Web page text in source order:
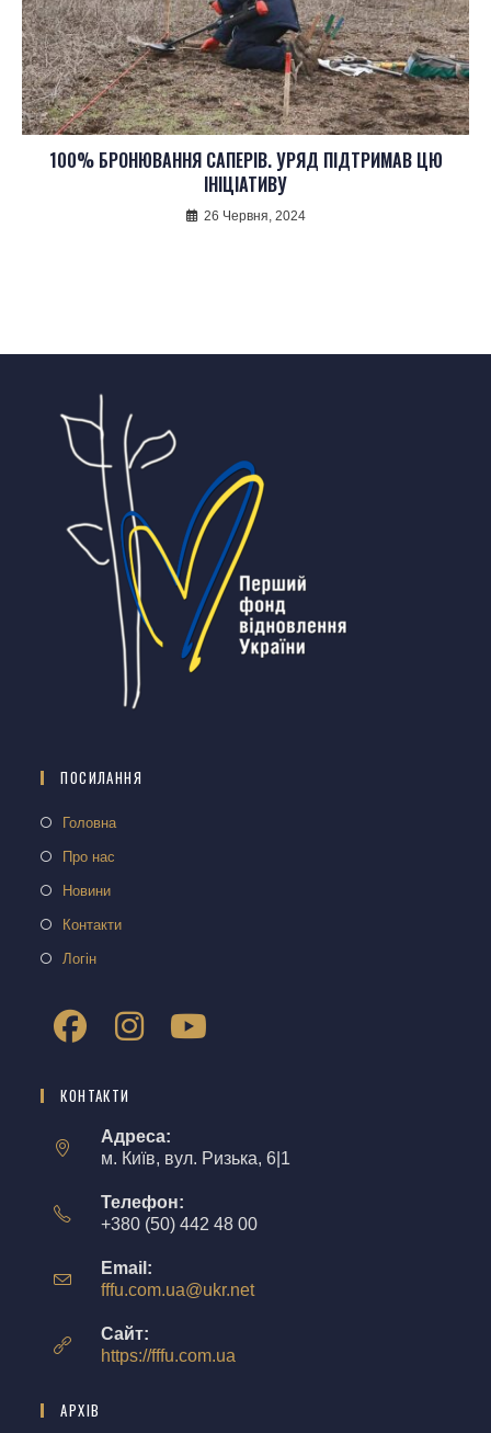
100% БРОНЮВАННЯ САПЕРІВ. УРЯД ПІДТРИМАВ ЦЮ
ІНІЦІАТИВУ
26 Червня, 2024
ПОСИЛАННЯ
Головна
Про нас
Новини
Контакти
Логін
КОНТАКТИ
Адреса:
м. Київ, вул. Ризька, 6|1
Телефон:
+380 (50) 442 48 00
Email:
fffu.com.ua@ukr.net
Сайт:
https://fffu.com.ua
АРХІВ